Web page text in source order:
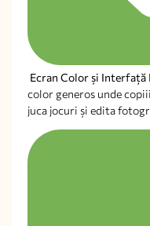
Ecran Color și Interfață
color generos unde
juca jocuri și edita